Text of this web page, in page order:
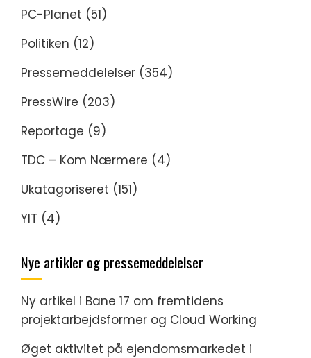
PC-Planet (51)
Politiken (12)
Pressemeddelelser (354)
PressWire (203)
Reportage (9)
TDC – Kom Nærmere (4)
Ukatagoriseret (151)
YIT (4)
Nye artikler og pressemeddelelser
Ny artikel i Bane 17 om fremtidens
projektarbejdsformer og Cloud Working
Øget aktivitet på ejendomsmarkedet i